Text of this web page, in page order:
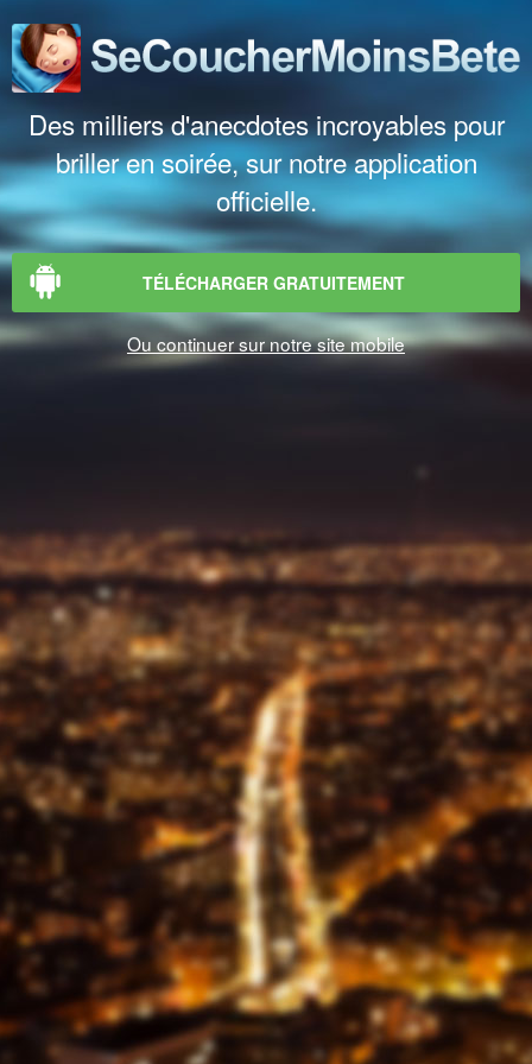
Des milliers d'anecdotes incroyables pour
briller en soirée, sur notre application
officielle.
TÉLÉCHARGER GRATUITEMENT
Ou continuer sur notre site mobile